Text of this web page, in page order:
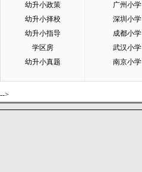
幼升小政策
幼升小择校
幼升小指导
学区房
幼升小真题
广州小学
深圳小学
成都小学
武汉小学
南京小学
-->